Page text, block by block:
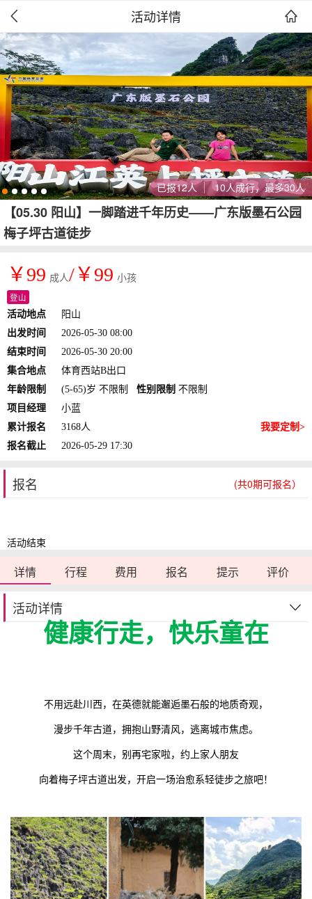
 活动详情 
已报12人 10人成行，最多30人
【05.30 阳山】一脚踏进千年历史——广东版墨石公园
梅子坪古道徒步
￥99 成人/￥99 小孩
登山
活动地点
阳山
出发时间
2026-05-30 08:00
结束时间
2026-05-30 20:00
集合地点
体育西站B出口
年龄限制
(5-65)岁 不限制 性别限制 不限制
项目经理
小蓝
累计报名
3168人
我要定制>
报名截止
2026-05-29 17:30
报名 (共0期可报名）
活动结束
详情 行程 费用 报名 提示 评价
活动详情
健康行走，快乐童在
不用远赴川西，在英德就能邂逅墨石般的地质奇观，
漫步千年古道，拥抱山野清风，逃离城市焦虑。
这个周末，别再宅家啦，约上家人朋友
向着梅子坪古道出发，开启一场治愈系轻徒步之旅吧！